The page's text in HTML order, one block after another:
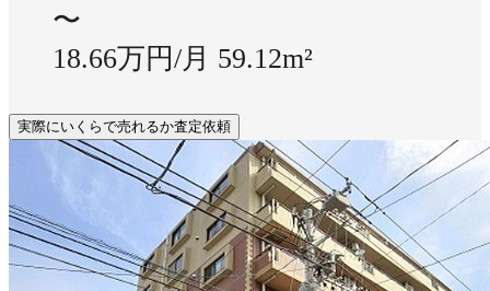
〜
18.66万円/月 59.12m²
実際にいくらで売れるか査定依頼